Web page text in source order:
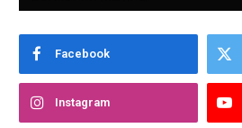
Facebook
Instagram